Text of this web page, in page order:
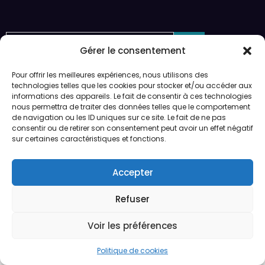
Gérer le consentement
Pour offrir les meilleures expériences, nous utilisons des
technologies telles que les cookies pour stocker et/ou accéder aux
informations des appareils. Le fait de consentir à ces technologies
nous permettra de traiter des données telles que le comportement
de navigation ou les ID uniques sur ce site. Le fait de ne pas
consentir ou de retirer son consentement peut avoir un effet négatif
sur certaines caractéristiques et fonctions.
Accepter
Refuser
Voir les préférences
Politique de cookies
Recherche
Ouverture sur rendez-vous uniquement.
Service de peinture et expéditions du lundi au vendredi.
Préparation des expéditions en 24/48h
Qui sommes-nous ?
Politique de cookies (UE)